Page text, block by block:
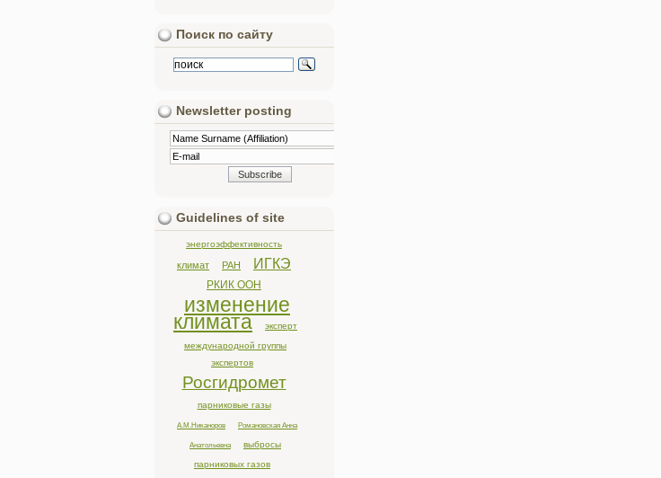
Поиск по сайту
Newsletter posting
Guidelines of site
энергоэффективность
климат РАН ИГКЭ
РКИК ООН
изменение
климата
эксперт
международной группы
экспертов
Росгидромет
парниковые газы
А.М.Никаноров Романовская Анна
Анатольевна
выбросы
парниковых газов